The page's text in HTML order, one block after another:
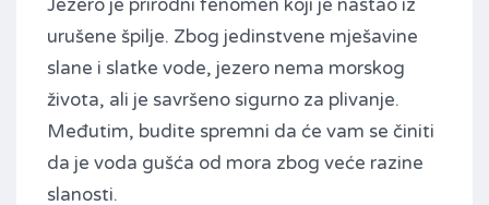
Jezero je prirodni fenomen koji je nastao iz
urušene špilje. Zbog jedinstvene mješavine
slane i slatke vode, jezero nema morskog
života, ali je savršeno sigurno za plivanje.
Međutim, budite spremni da će vam se činiti
da je voda gušća od mora zbog veće razine
slanosti.